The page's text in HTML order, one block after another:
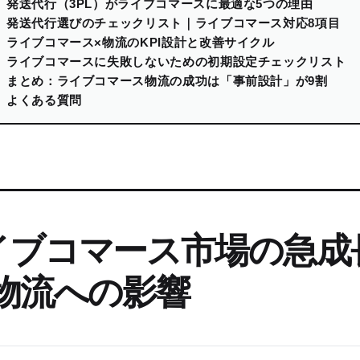
発送代行（3PL）がライブコマースに最適な5つの理由
発送代行選びのチェックリスト｜ライブコマース対応8項目
ライブコマース×物流のKPI設計と改善サイクル
ライブコマースに失敗しないための初期設定チェックリスト
まとめ：ライブコマース物流の成功は「事前設計」が9割
よくある質問
コマース市場の急成
流への影響